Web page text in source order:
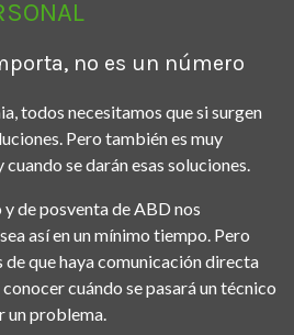
no es un número
todos necesitamos que si surgen
Pero también es muy
se darán esas soluciones.
de posventa de ABD nos
así en un mínimo tiempo. Pero
que haya comunicación directa
cuándo se pasará un técnico
un problema.